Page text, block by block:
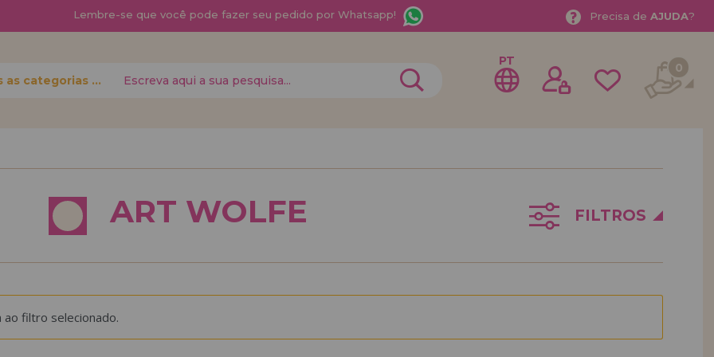
Lembre-se que você pode fazer seu pedido por Whatsapp! Precisa de AJUDA?
novo distribuidor
Todas as categorias
PT 0
ART WOLFE FILTROS
filtro selecionado.